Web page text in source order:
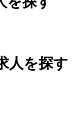
人を探す